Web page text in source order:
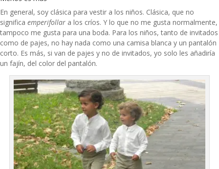
En general, soy clásica para vestir a los niños. Clásica, que no
significa emperifollar a los críos. Y lo que no me gusta normalmente,
tampoco me gusta para una boda. Para los niños, tanto de invitados
como de pajes, no hay nada como una camisa blanca y un pantalón
corto. Es más, si van de pajes y no de invitados, yo solo les añadiría
un fajín, del color del pantalón.